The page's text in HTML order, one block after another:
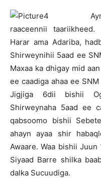
A
raaceennii
Harar ama Adariba,
Shirweynihii 5aad ee
Maxaa ka dhigay mid
ee caadiga ahaa ee
Jigjiga 6dii bishii
Shirweynaha 5aad ee
qabsoomo bishii
ahayn ayaa shir
Awaare. Waa bishii
Siyaad Barre shilka
dalka Sucuudiga.